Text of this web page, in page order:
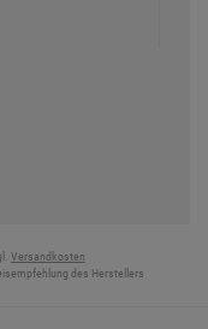
Versandkosten
des Herstellers